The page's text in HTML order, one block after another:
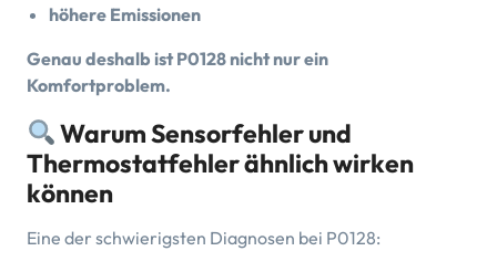
höhere Emissionen
Genau deshalb ist P0128 nicht nur ein
Komfortproblem.
Warum Sensorfehler und
Thermostatfehler ähnlich wirken
können
Eine der schwierigsten Diagnosen bei P0128: